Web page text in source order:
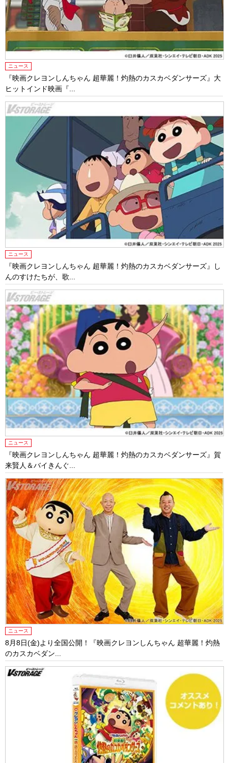
ニュース
『映画クレヨンしんちゃん 超華麗！灼熱のカスカベダンサーズ』大
ヒットインド映画『...
ニュース
『映画クレヨンしんちゃん 超華麗！灼熱のカスカベダンサーズ』し
んのすけたちが、歌...
ニュース
『映画クレヨンしんちゃん 超華麗！灼熱のカスカベダンサーズ』賀
来賢人＆バイきんぐ...
ニュース
8月8日(金)より全国公開！『映画クレヨンしんちゃん 超華麗！灼熱
のカスカベダン...